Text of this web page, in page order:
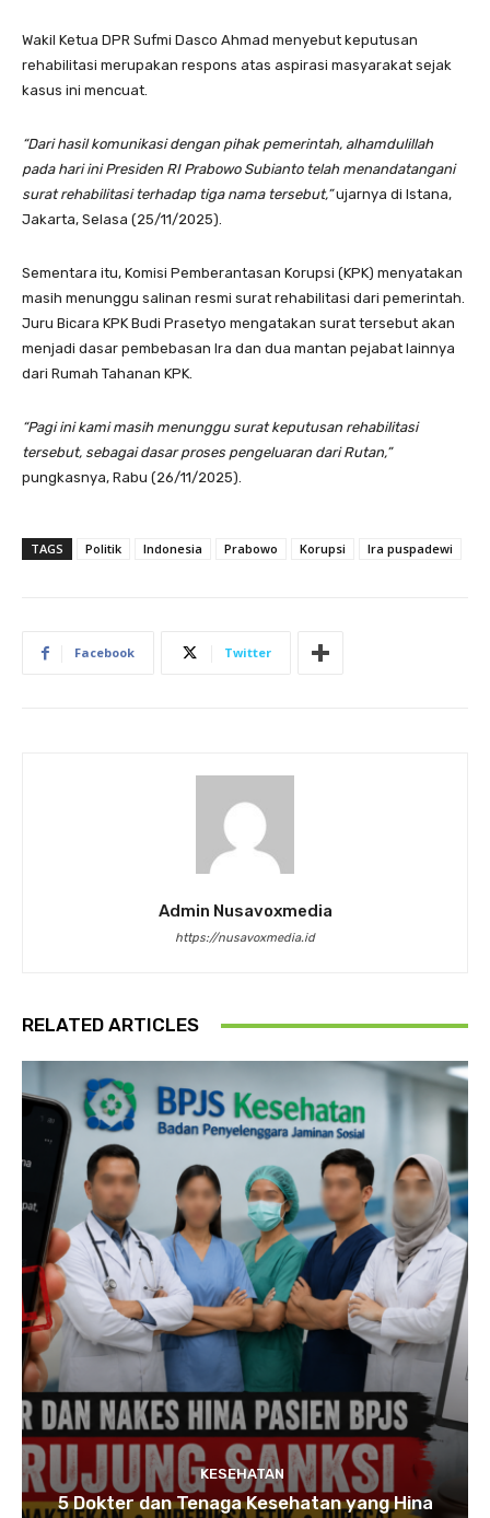
Wakil Ketua DPR Sufmi Dasco Ahmad menyebut keputusan
rehabilitasi merupakan respons atas aspirasi masyarakat sejak
kasus ini mencuat.
“Dari hasil komunikasi dengan pihak pemerintah, alhamdulillah
pada hari ini Presiden RI Prabowo Subianto telah menandatangani
surat rehabilitasi terhadap tiga nama tersebut,”ujarnya di Istana,
Jakarta, Selasa (25/11/2025).
Sementara itu, Komisi Pemberantasan Korupsi (KPK) menyatakan
masih menunggu salinan resmi surat rehabilitasi dari pemerintah.
Juru Bicara KPK Budi Prasetyo mengatakan surat tersebut akan
menjadi dasar pembebasan Ira dan dua mantan pejabat lainnya
dari Rumah Tahanan KPK.
“Pagi ini kami masih menunggu surat keputusan rehabilitasi
tersebut, sebagai dasar proses pengeluaran dari Rutan,”
pungkasnya, Rabu (26/11/2025).
TAGS Politik Indonesia Prabowo Korupsi Ira puspadewi
Facebook Twitter
Admin Nusavoxmedia
https://nusavoxmedia.id
RELATED ARTICLES
KESEHATAN
5 Dokter dan Tenaga Kesehatan yang Hina